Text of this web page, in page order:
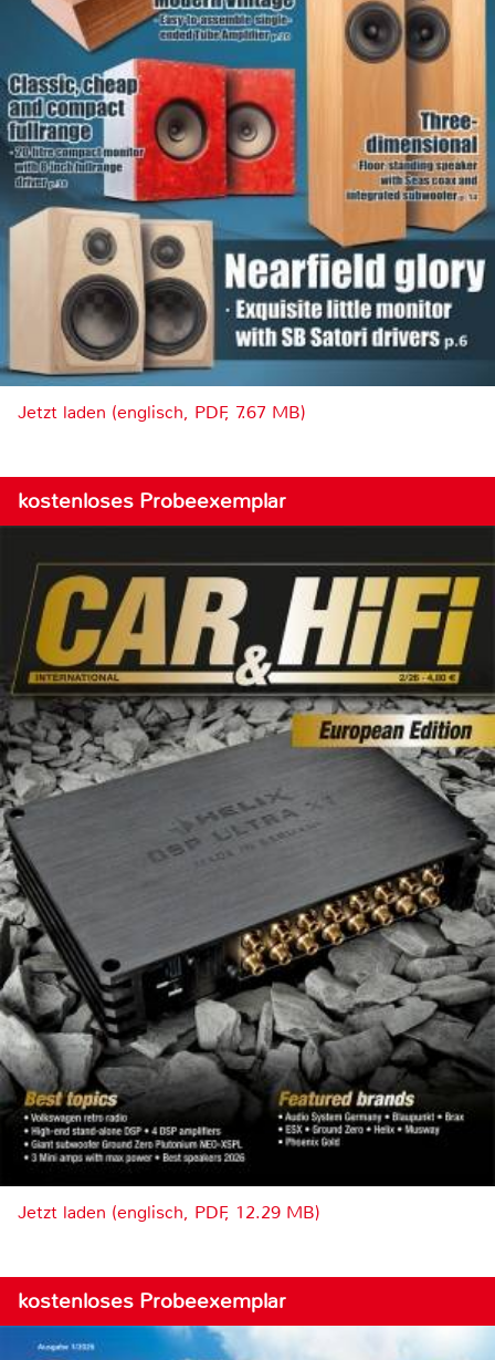
Jetzt laden (englisch, PDF, 7.67 MB)
kostenloses Probeexemplar
Jetzt laden (englisch, PDF, 12.29 MB)
kostenloses Probeexemplar